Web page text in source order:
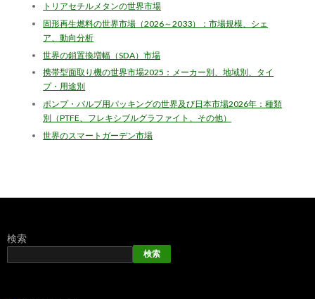
トリアセチルメタンの世界市場
固形再生燃料の世界市場（2026～2033）：市場規模、シェ
ア、動向分析
世界の鎖置換増幅（SDA）市場
携帯型面取り機の世界市場2025：メーカー別、地域別、タイ
プ・用途別
ポンプ・バルブ用パッキングの世界及び日本市場2026年：種類
別（PTFE、フレキシブルグラファイト、その他）
世界のスマートガーデン市場
検索
検索